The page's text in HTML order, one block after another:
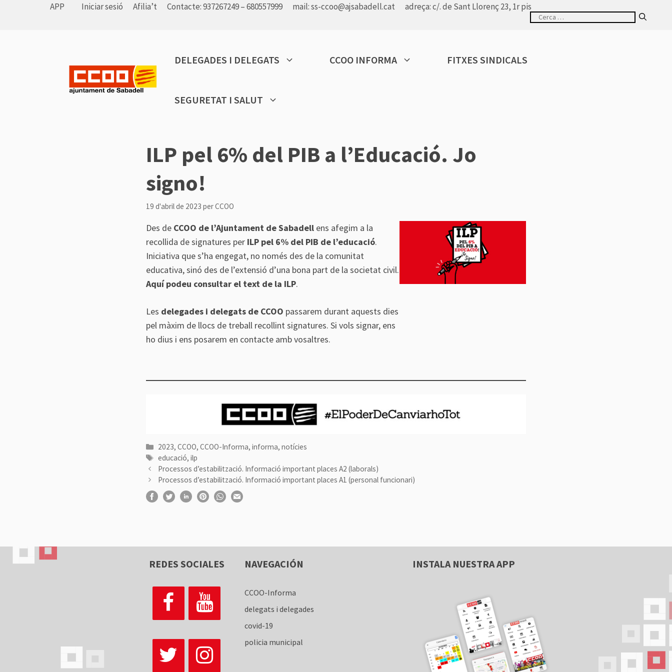
Cerca:
APP Iniciar sesió Afilia’t Contacte: 937267249 – 680557999 mail:ss-ccoo@ajsabadell.cat adreça: c/. de Sant Llorenç 23, 1r pis
DELEGADES I DELEGATS CCOO INFORMA FITXES SINDICALS
SEGURETAT I SALUT
ILP pel 6% del PIB a l’Educació. Jo
signo!
19 d'abril de 2023 perCCOO
Des de CCOO de l’Ajuntament de Sabadell ens afegim a la
recollida de signatures per ILP pel 6% del PIB de l’educació.
Iniciativa que s’ha engegat, no només des de la comunitat
educativa, sinó des de l’extensió d’una bona part de la societat civil.
Aquí podeu consultar el text de la ILP.
Les delegades i delegats de CCOO passarem durant aquests dies
pel màxim de llocs de treball recollint signatures. Si vols signar, ens
ho dius i ens posarem en contacte amb vosaltres.
Categories
2023,CCOO,CCOO-Informa,informa,notícies
Etiquetes
educació,ilp
Processos d’estabilització. Informació important places A2 (laborals)
Processos d’estabilització. Informació important places A1 (personal funcionari)
REDES SOCIALES NAVEGACIÓN
CCOO-Informa
delegats i delegades
covid-19
policia municipal
INSTALA NUESTRA APP